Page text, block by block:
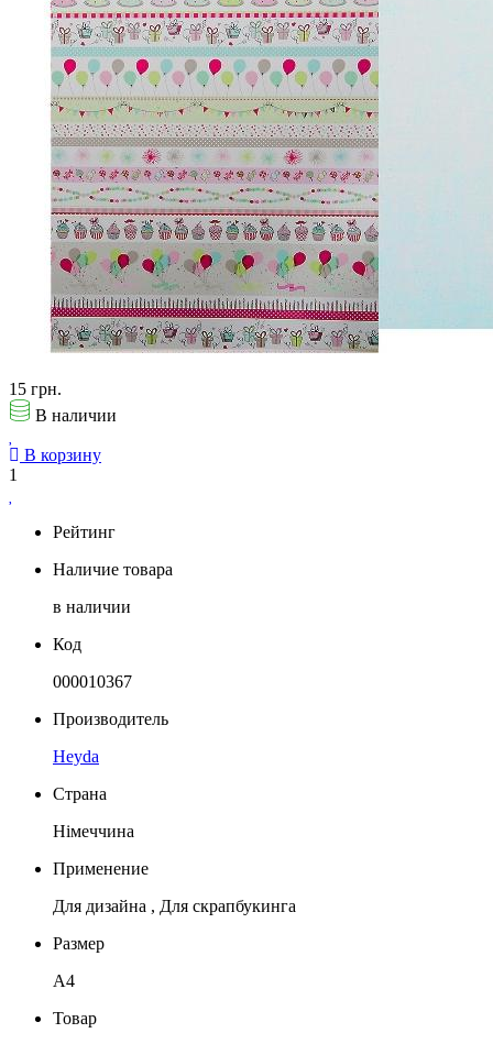
15 грн.
В наличии
В корзину
1
Рейтинг
Наличие товара
в наличии
Код
000010367
Производитель
Heyda
Страна
Німеччина
Применение
Для дизайна , Для скрапбукинга
Размер
А4
Товар